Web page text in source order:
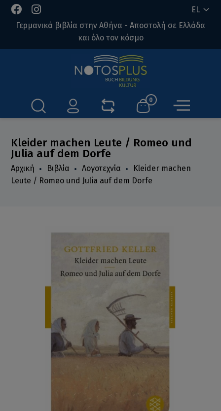
EL
Γερμανικά βιβλία στην Αθήνα - Αποστολή σε Ελλάδα
και όλο τον κόσμο
0
Kleider machen Leute / Romeo und
Julia auf dem Dorfe
Αρχική Βιβλία Λογοτεχνία
Kleider machen
Leute / Romeo und Julia auf dem Dorfe